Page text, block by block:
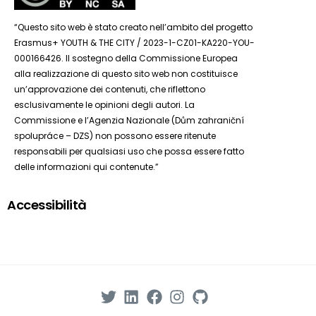
“Questo sito web è stato creato nell’ambito del progetto
Erasmus+ YOUTH & THE CITY / 2023-1-CZ01-KA220-YOU-
000166426. Il sostegno della Commissione Europea
alla realizzazione di questo sito web non costituisce
un’approvazione dei contenuti, che riflettono
esclusivamente le opinioni degli autori. La
Commissione e l’Agenzia Nazionale (Dům zahraniční
spolupráce – DZS) non possono essere ritenute
responsabili per qualsiasi uso che possa essere fatto
delle informazioni qui contenute.”
Accessibilità